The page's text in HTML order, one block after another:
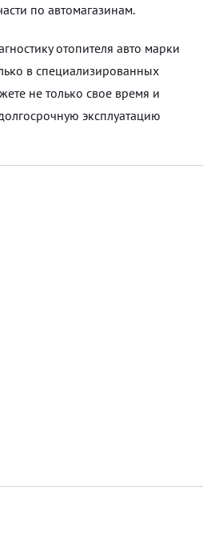
по автомагазинам.
отопителя авто марки
в специализированных
не только свое время и
эксплуатацию